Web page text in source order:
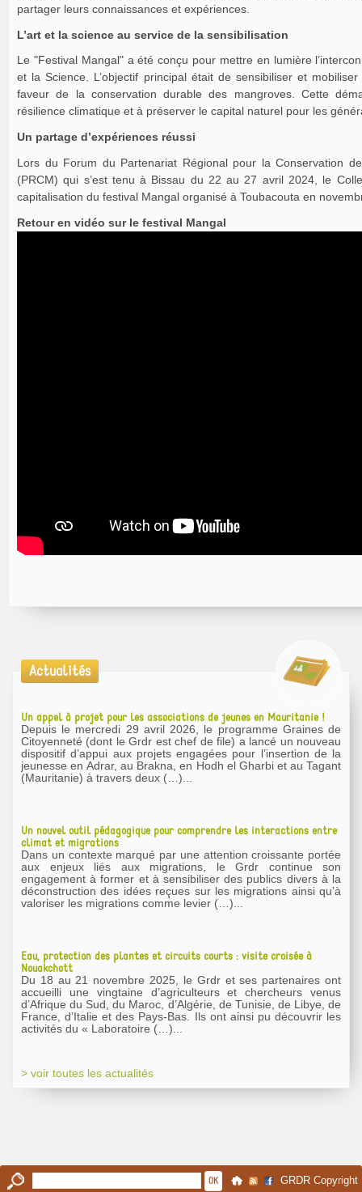
partager leurs connaissances et expériences.
L’art et la science au service de la sensibilisation
Le "Festival Mangal" a été conçu pour mettre en lumière
et la Science. L’objectif principal était de sensibiliser et
faveur de la conservation durable des mangroves. Cette
résilience climatique et à préserver le capital naturel pour les
Un partage d’expériences réussi
Lors du Forum du Partenariat Régional pour la Conservation
(PRCM) qui s’est tenu à Bissau du 22 au 27 avril 2024, le
capitalisation du festival Mangal organisé à Toubacouta en
Retour en vidéo sur le festival Mangal
Actualités
Un appel à projet pour les associations de jeunes en Mauritanie !
Depuis le mercredi 29 avril 2026, le programme Graines de
Citoyenneté (dont le Grdr est chef de file) a lancé un nouveau
dispositif d’appui aux projets engagées pour l’insertion de la
jeunesse en Adrar, au Brakna, en Hodh el Gharbi et au Tagant
(Mauritanie) à travers deux (…)...
Un nouvel outil pédagogique pour comprendre les interactions entre
climat et migrations
Dans un contexte marqué par une attention croissante portée
aux enjeux liés aux migrations, le Grdr continue son
engagement à former et à sensibiliser des publics divers à la
déconstruction des idées reçues sur les migrations ainsi qu’à
valoriser les migrations comme levier (…)...
Eau, protection des plantes et circuits courts : visite croisée à
Nouakchott
Du 18 au 21 novembre 2025, le Grdr et ses partenaires ont
accueilli une vingtaine d’agriculteurs et chercheurs venus
d’Afrique du Sud, du Maroc, d’Algérie, de Tunisie, de Libye, de
France, d’Italie et des Pays-Bas. Ils ont ainsi pu découvrir les
activités du « Laboratoire (…)...
> voir toutes les actualités
GRDR Copyright